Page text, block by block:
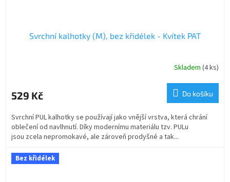
Svrchní kalhotky (M), bez křidélek - Kvítek PAT
Skladem (4 ks)
529 Kč Do košíku
Svrchní PUL kalhotky se používají jako vnější vrstva, která chrání
oblečení od navlhnutí. Díky modernímu materiálu tzv. PULu
jsou zcela nepromokavé, ale zároveň prodyšné a tak...
Bez křidélek